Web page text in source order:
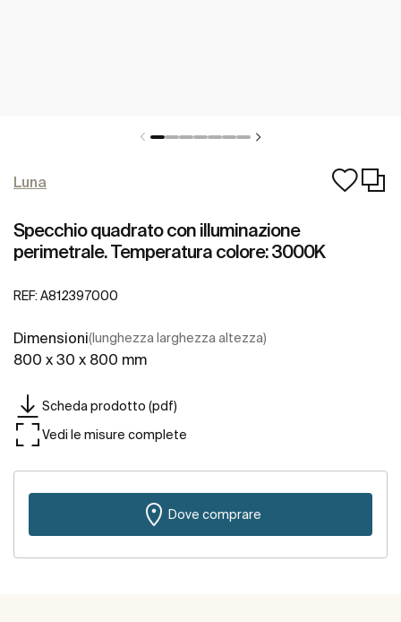
Luna
Specchio quadrato con illuminazione
perimetrale. Temperatura colore: 3000K
REF: A812397000
Dimensioni(lunghezza larghezza altezza)
800 x 30 x 800 mm
Scheda prodotto (pdf)
Vedi le misure complete
Dove comprare